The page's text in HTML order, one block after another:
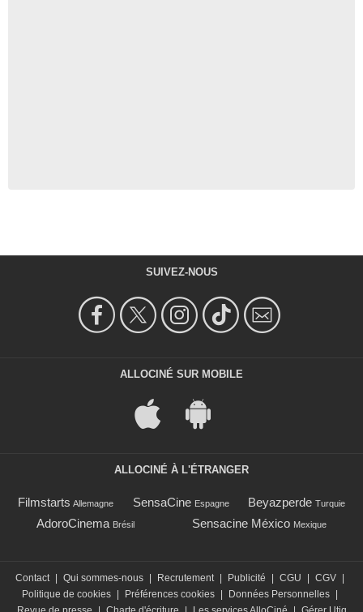
SUIVEZ-NOUS
ALLOCINÉ SUR MOBILE
ALLOCINÉ À L'ÉTRANGER
Filmstarts Allemagne SensaCine Espagne Beyazperde Turquie
AdoroCinema Brésil Sensacine México Mexique
Contact | Qui sommes-nous | Recrutement | Publicité | CGU | CGV |
Politique de cookies | Préférences cookies | Données Personnelles |